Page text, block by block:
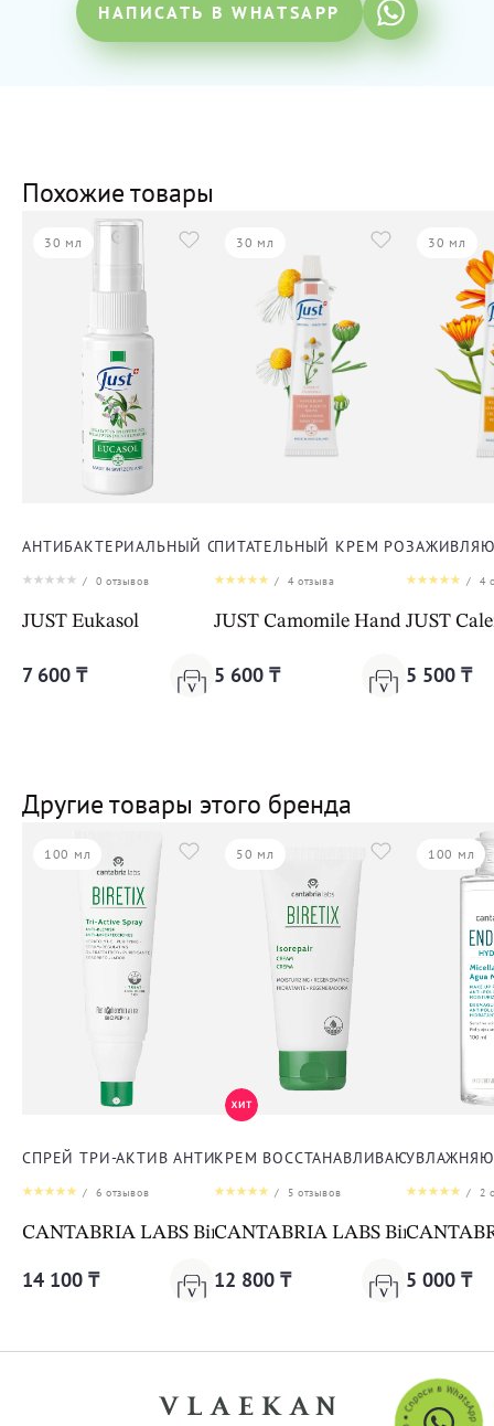
НАПИСАТЬ В WHATSAPP
Похожие товары
30 мл
АНТИБАКТЕРИАЛЬНЫЙ СПРЕЙ ЭУКАСОЛ
/ 0 отзывов
JUST Eukasol
7 600 ₸
30 мл
ПИТАТЕЛЬНЫЙ КРЕМ РОМАШКА
/ 4отзыва
JUST Camomile Hand Cream
5 600 ₸
30 мл
/ 4
JUST
5 500 ₸
Другие товары этого бренда
100 мл
СПРЕЙ ТРИ-АКТИВ АНТИ-АКНЕ ДЛЯ ТЕЛА
/ 6 отзывов
CANTABRIA LABS Biretix Tri-Active Spray Anti-
14 100 ₸
50 мл
КРЕМ ВОССТАНАВЛИВАЮЩИЙ
/ 5 отзывов
CANTABRIA LABS Biretix
12 800 ₸
100 мл
/ 2
5 000 ₸